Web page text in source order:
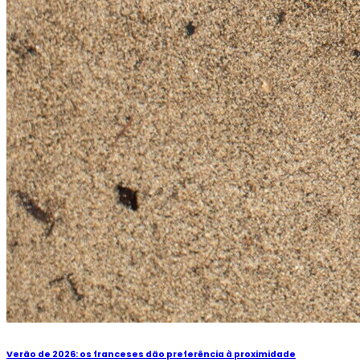
Verão de 2026: os franceses dão preferência à proximidade